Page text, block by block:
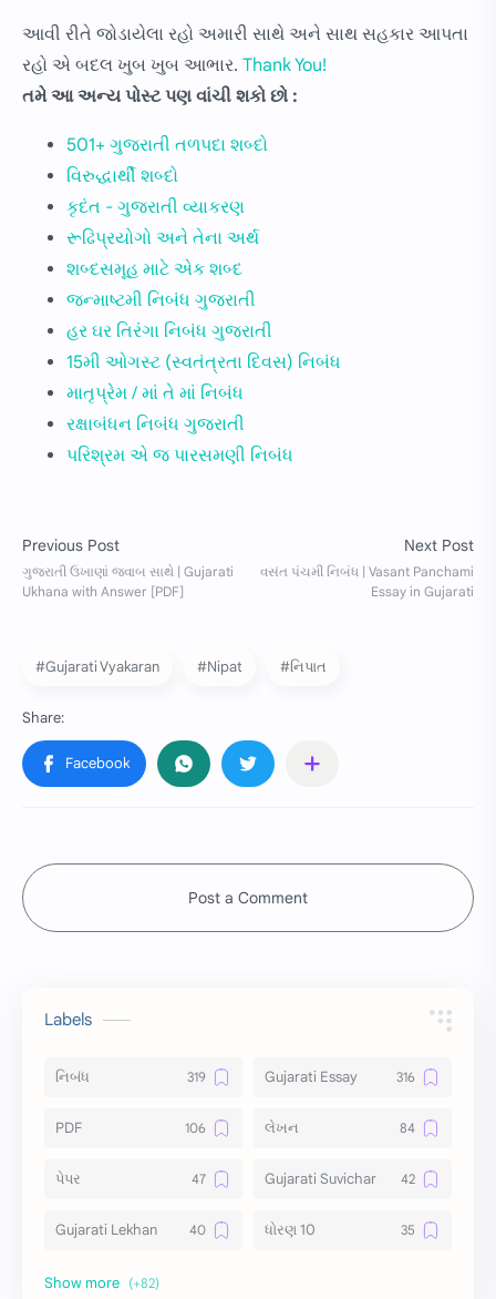
આવી રીતે જોડાયેલા રહો અમારી સાથે અને સાથ સહકાર આપતા
રહો એ બદલ ખુબ ખુબ આભાર. Thank You!
તમે આ અન્ય પોસ્ટ પણ વાંચી શકો છો :
501+ ગુજરાતી તળપદા શબ્દો
વિરુદ્ધાર્થી શબ્દો
કૃદંત - ગુજરાતી વ્યાકરણ
રૂઢિપ્રયોગો અને તેના અર્થ
શબ્દસમૂહ માટે એક શબ્દ
જન્માષ્ટમી નિબંધ ગુજરાતી
હર ઘર તિરંગા નિબંધ ગુજરાતી
15મી ઓગસ્ટ (સ્વતંત્રતા દિવસ) નિબંધ
માતૃપ્રેમ / માં તે માં નિબંધ
રક્ષાબંધન નિબંધ ગુજરાતી
પરિશ્રમ એ જ પારસમણી નિબંધ
#Gujarati Vyakaran #Nipat #નિપાત
Post a Comment
Labels
નિબંધ Gujarati Essay
PDF લેખન
પેપર Gujarati Suvichar
Gujarati Lekhan ધોરણ 10
અર્થ વિસ્તાર